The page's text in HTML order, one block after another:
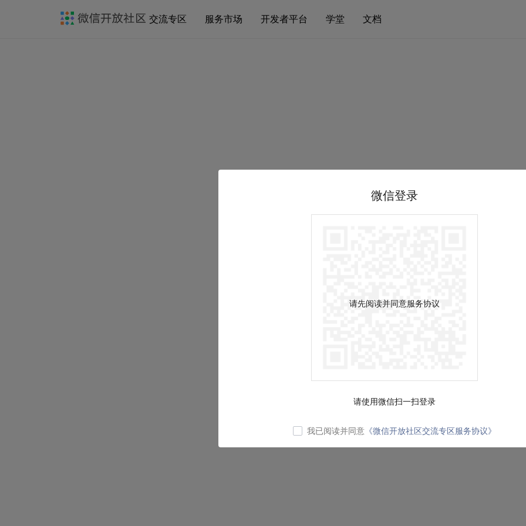
交流专区 服务市场 开发者平台 学堂 文档
微信登录
请先阅读并同意服务协议
请使用微信扫一扫登录
我已阅读并同意 《微信开放社区交流专区服务协议》